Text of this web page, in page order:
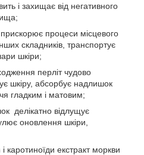
і захищає від негативного
прискорює процеси місцевого
складників, транспортує
шкіри;
перліт чудово
шкіру, абсорбує надлишок
гладким і матовим;
делікатно відлущує
оновлення шкіри,
каротиноїди екстракт моркви